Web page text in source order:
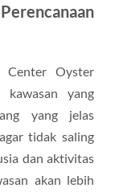
Center Oyster
yang
yang jelas
tidak saling
dan aktivitas
akan lebih